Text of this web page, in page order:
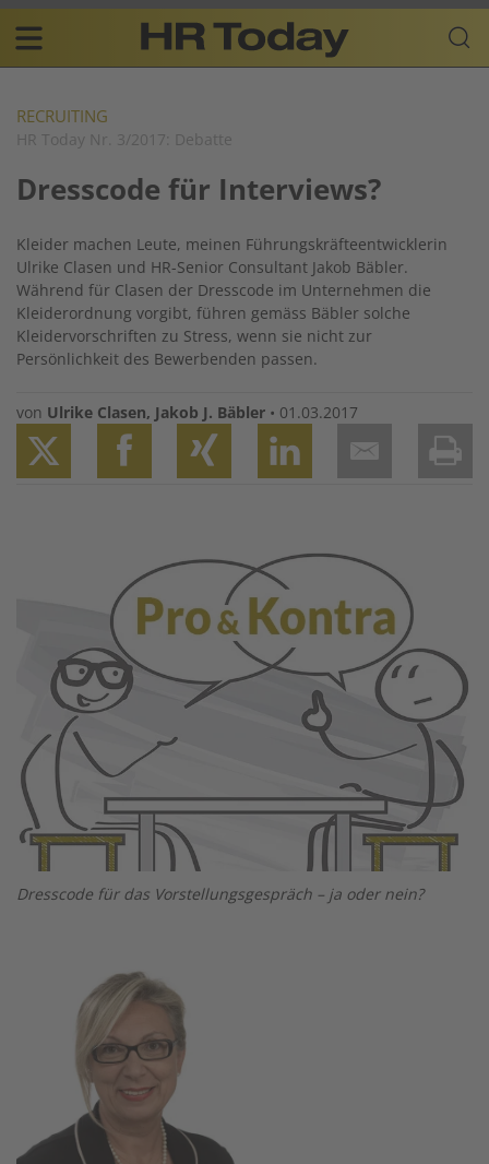
Skip
content
Plattform
für
Resources
navigation
DE
RECRUITING
HR Today Nr. 3/2017: Debatte
Dresscode für Interviews?
Kleider machen Leute, meinen Führungskräfteentwicklerin
Ulrike Clasen und HR-Senior Consultant Jakob Bäbler.
Während für Clasen der Dresscode im Unternehmen die
Kleiderordnung vorgibt, führen gemäss Bäbler solche
Kleidervorschriften zu Stress, wenn sie nicht zur
Persönlichkeit des Bewerbenden passen.
von Ulrike Clasen, Jakob J. Bäbler • 01.03.2017
Dresscode für das Vorstellungsgespräch – ja oder nein?